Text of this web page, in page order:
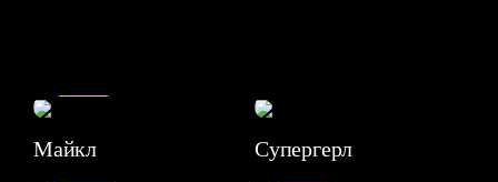
Майкл Супергерл
7.1